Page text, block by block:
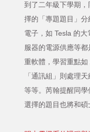
到了二年級下學期
擇的「專題題目」
電子，如 Tesla 的
服器的電源供應等
重軟體，學習重點如
「通訊組」則處理
等等。芮翰提醒同
選擇的題目也將和碩